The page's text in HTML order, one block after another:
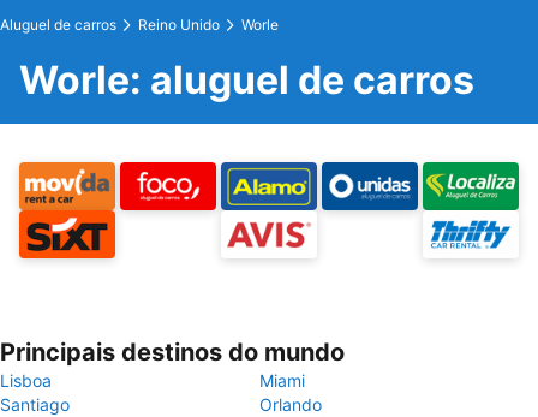
Aluguel de carros Reino Unido Worle
Worle: aluguel de carros
Principais destinos do mundo
Lisboa
Miami
Santiago
Orlando